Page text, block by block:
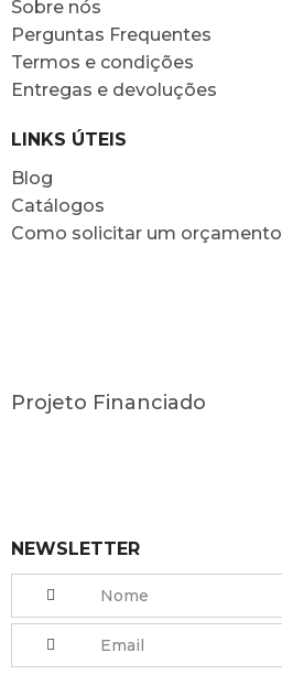
Sobre nós
Perguntas Frequentes
Termos e condições
Entregas e devoluções
LINKS ÚTEIS
Blog
Catálogos
Como solicitar um orçamento
Projeto Financiado
NEWSLETTER